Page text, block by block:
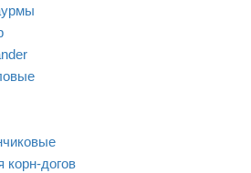
корн-догов